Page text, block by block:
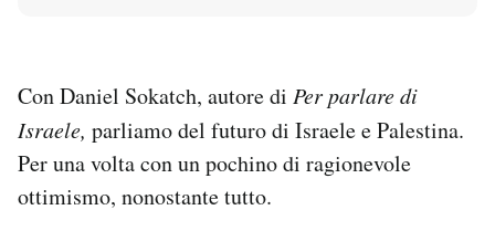
AREA PERSONALE
Entra
Con Daniel Sokatch, autore di Per parlare di
Israele, parliamo del futuro di Israele e Palestina.
Per una volta con un pochino di ragionevole
ottimismo, nonostante tutto.